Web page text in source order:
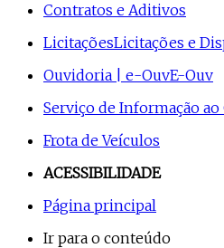
Contratos e Aditivos
LicitaçõesLicitações e
Ouvidoria | e-OuvE-Ouv
Serviço de Informação ao
Frota de Veículos
ACESSIBILIDADE
Página principal
Ir para o conteúdo